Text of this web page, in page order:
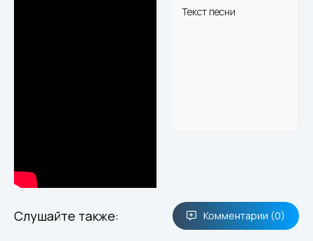
Текст песни
Слушайте также: Комментарии (0)